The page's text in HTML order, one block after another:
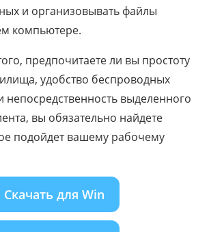
и организовывать файлы
компьютере.
предпочитаете ли вы простоту
удобство беспроводных
выделенного
вы обязательно найдете
подойдет вашему рабочему
Скачать для Win